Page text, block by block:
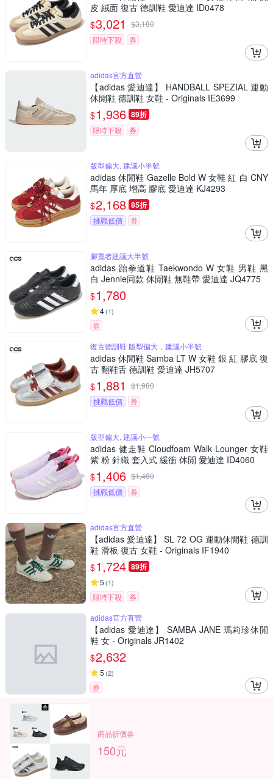
皮 絨面 復古 德訓鞋 愛迪達 ID0478
$3,021 $3,180
限時下殺
券
adidas官方直營
【adidas 愛迪達】 HANDBALL SPEZIAL 運動
休閒鞋 德訓鞋 女鞋 - Originals IE3699
$1,936 89折
限時下殺 券
版型偏大, 建議小半號
adidas 休閒鞋 Gazelle Bold W 女鞋 紅 白 CNY
馬年 厚底 增高 膠底 愛迪達 KJ4293
$2,168 85折
挑戰低價 券
腳寬者建議大半號
adidas 跆拳道鞋 Taekwondo W 女鞋 男鞋 黑
白 Jennie同款 休閒鞋 無鞋帶 愛迪達 JQ4775
$1,780
4(1)
券
復古德訓鞋 版型偏大，建議小半號
adidas 休閒鞋 Samba LT W 女鞋 銀 紅 膠底 復
古 翻鞋舌 德訓鞋 愛迪達 JH5707
$1,881 $1,980
挑戰低價
券
版型偏大, 建議小一號
adidas 健走鞋 Cloudfoam Walk Lounger 女鞋
紫 粉 針織 套入式 緩衝 休閒 愛迪達 ID4060
$1,406 $1,480
挑戰低價
券
adidas官方直營
【adidas 愛迪達】 SL 72 OG 運動休閒鞋 德訓
鞋 滑板 復古 女鞋 - Originals IF1940
$1,724 89折
5 (1)
限時下殺
券
adidas官方直營
【adidas 愛迪達】 SAMBA JANE 瑪莉珍休閒
鞋 女 - Originals JR1402
$2,632
5 (2)
券
商品折價券
150元